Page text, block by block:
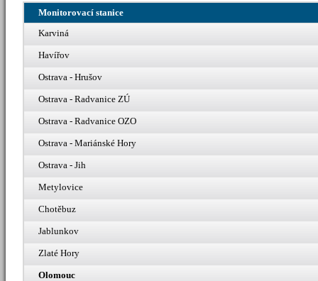
Monitorovací stanice
Karviná
Havířov
Ostrava - Hrušov
Ostrava - Radvanice ZÚ
Ostrava - Radvanice OZO
Ostrava - Mariánské Hory
Ostrava - Jih
Metylovice
Chotěbuz
Jablunkov
Zlaté Hory
Olomouc